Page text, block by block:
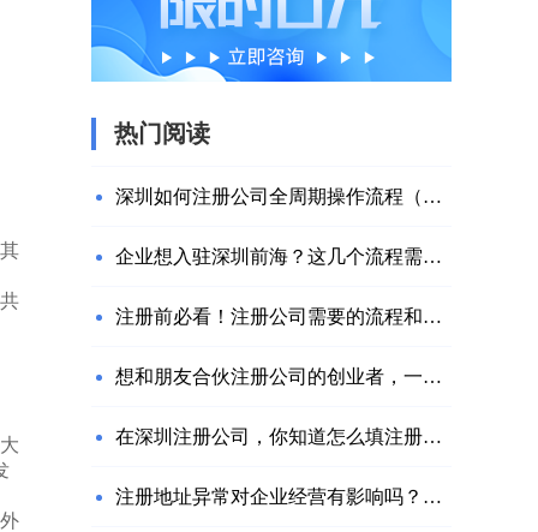
热门阅读
深圳如何注册公司全周期操作流程（附网址）
企业想入驻深圳前海？这几个流程需要注意
注册前必看！注册公司需要的流程和材料
想和朋友合伙注册公司的创业者，一定要注意这几个问题！
在深圳注册公司，你知道怎么填注册资金吗？
注册地址异常对企业经营有影响吗？该如何解决？